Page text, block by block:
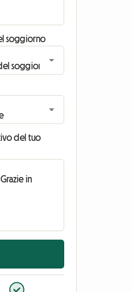
soggiorno
del tuo